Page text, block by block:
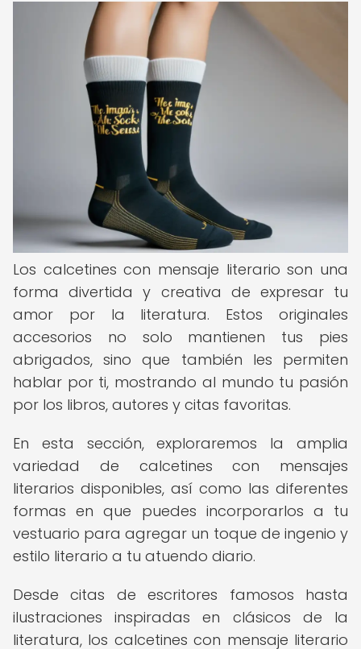
Los calcetines con mensaje literario son una
forma divertida y creativa de expresar tu
amor por la literatura. Estos originales
accesorios no solo mantienen tus pies
abrigados, sino que también les permiten
hablar por ti, mostrando al mundo tu pasión
por los libros, autores y citas favoritas.
En esta sección, exploraremos la amplia
variedad de calcetines con mensajes
literarios disponibles, así como las diferentes
formas en que puedes incorporarlos a tu
vestuario para agregar un toque de ingenio y
estilo literario a tu atuendo diario.
Desde citas de escritores famosos hasta
ilustraciones inspiradas en clásicos de la
literatura, los calcetines con mensaje literario